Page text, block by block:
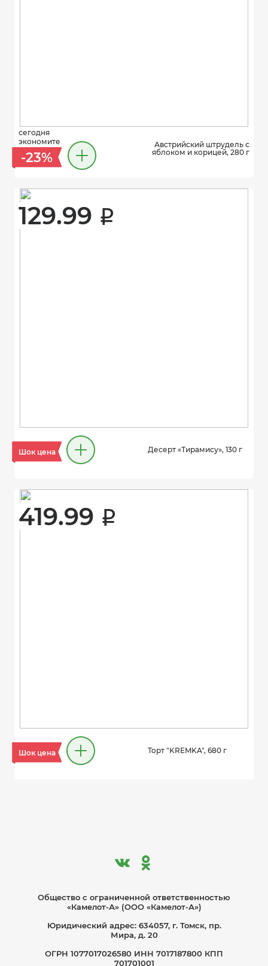
сегодня
экономите
-23%
Австрийский штрудель с
яблоком и корицей, 280 г
129.99 i
Шок цена Десерт «Тирамису», 130 г
419.99 i
Шок цена Торт "KREMKA", 680 г
Общество с ограниче­нной ответственностью
«Камелот-А» (ООО «Камелот-А»)
Юридический адрес: 634057, г. Томск, пр.
Мира, д. 20
ОГРН 1077017026580 ИНН 7017187800 КПП
701701001